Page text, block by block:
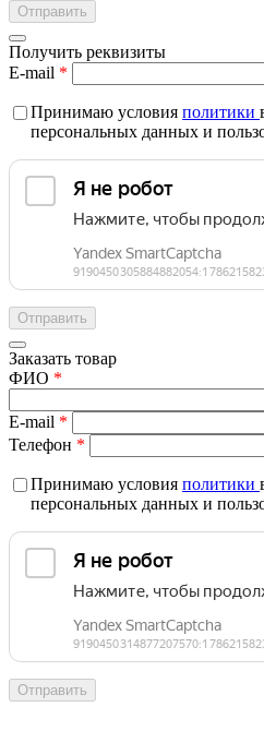
Получить реквизиты
E-mail *
Принимаю условия политики
персональных данных и
Заказать товар
ФИО *
E-mail *
Телефон *
Принимаю условия политики
персональных данных и